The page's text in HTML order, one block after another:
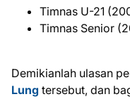
Timnas U-21
Timnas Senior
Demikianlah ulasan
Lung tersebut, dan